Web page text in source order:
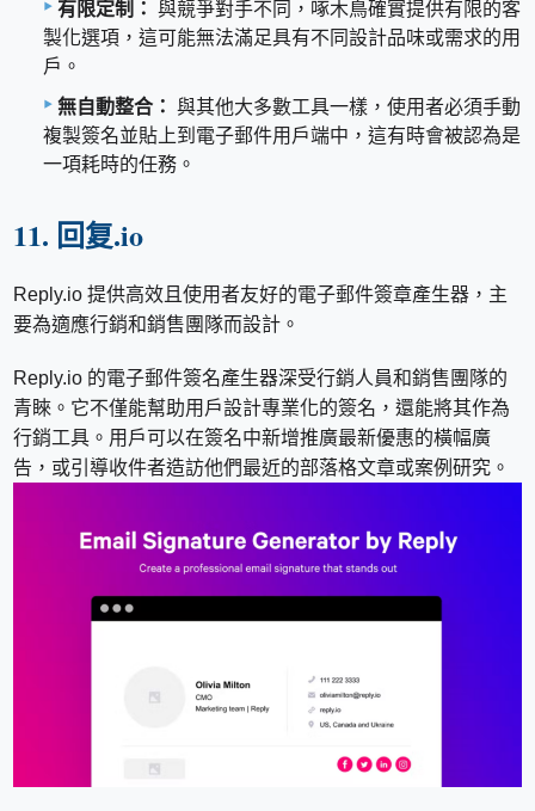
有限定制： 與競爭對手不同，啄木鳥確實提供有限的客
製化選項，這可能無法滿足具有不同設計品味或需求的用
戶。
無自動整合： 與其他大多數工具一樣，使用者必須手動
複製簽名並貼上到電子郵件用戶端中，這有時會被認為是
一項耗時的任務。
11. 回复.io
Reply.io 提供高效且使用者友好的電子郵件簽章產生器，主
要為適應行銷和銷售團隊而設計。
Reply.io 的電子郵件簽名產生器深受行銷人員和銷售團隊的
青睞。它不僅能幫助用戶設計專業化的簽名，還能將其作為
行銷工具。用戶可以在簽名中新增推廣最新優惠的橫幅廣
告，或引導收件者造訪他們最近的部落格文章或案例研究。